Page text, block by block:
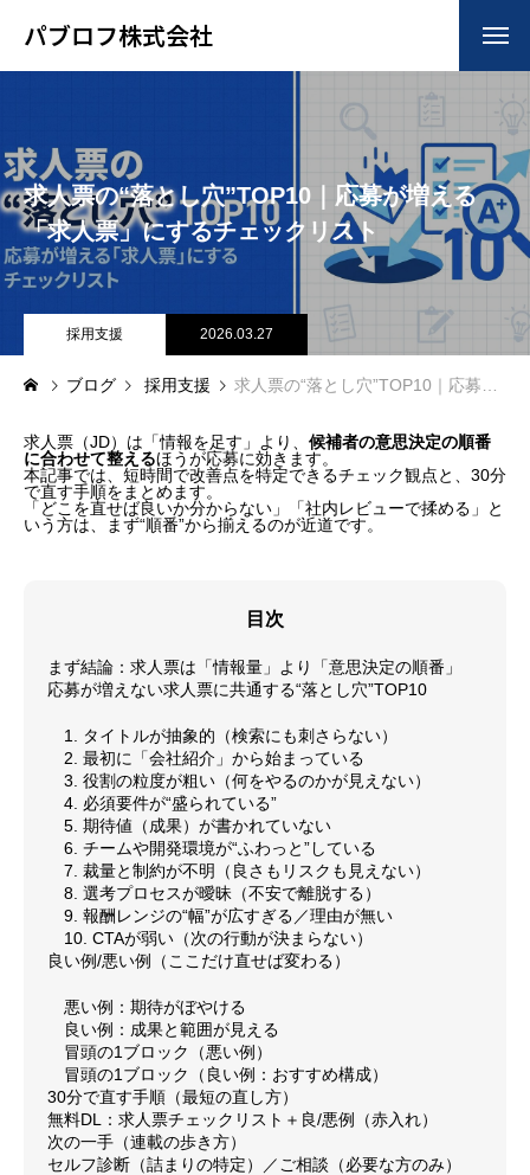
パブロフ株式会社
トップ
COMPANY 会社について
BUSINESS 仕事について
RECRUIT 採用について
BLOG ブログ
求人票の“落とし穴”TOP10｜応募が増える
「求人票」にするチェックリスト
採用支援 2026.03.27
ブログ 採用支援 求人票の“落とし穴”TOP10｜応募が増える「求人票」にするチェックリスト
求人票（JD）は「情報を足す」より、 候補者の意思決定の順番
に合わせて整えるほうが応募に効きます。
本記事では、短時間で改善点を特定できるチェック観点と、30分
で直す手順をまとめます。
「どこを直せば良いか分からない」「社内レビューで揉める」と
いう方は、まず“順番”から揃えるのが近道です。
目次
まず結論：求人票は「情報量」より「意思決定の順番」
応募が増えない求人票に共通する“落とし穴”TOP10
1. タイトルが抽象的（検索にも刺さらない）
2. 最初に「会社紹介」から始まっている
3. 役割の粒度が粗い（何をやるのかが見えない）
4. 必須要件が“盛られている”
5. 期待値（成果）が書かれていない
6. チームや開発環境が“ふわっと”している
7. 裁量と制約が不明（良さもリスクも見えない）
8. 選考プロセスが曖昧（不安で離脱する）
9. 報酬レンジの“幅”が広すぎる／理由が無い
10. CTAが弱い（次の行動が決まらない）
良い例/悪い例（ここだけ直せば変わる）
悪い例：期待がぼやける
良い例：成果と範囲が見える
冒頭の1ブロック（悪い例）
冒頭の1ブロック（良い例：おすすめ構成）
30分で直す手順（最短の直し方）
無料DL：求人票チェックリスト＋良/悪例（赤入れ）
次の一手（連載の歩き方）
セルフ診断（詰まりの特定）／ご相談（必要な方のみ）